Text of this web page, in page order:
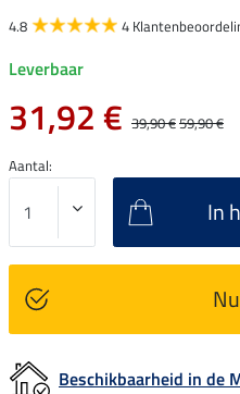
4.8 4
Leverbaar
31,92 € 39,90 €59,90 €
Aantal:
In
Beschikbaarheid in de